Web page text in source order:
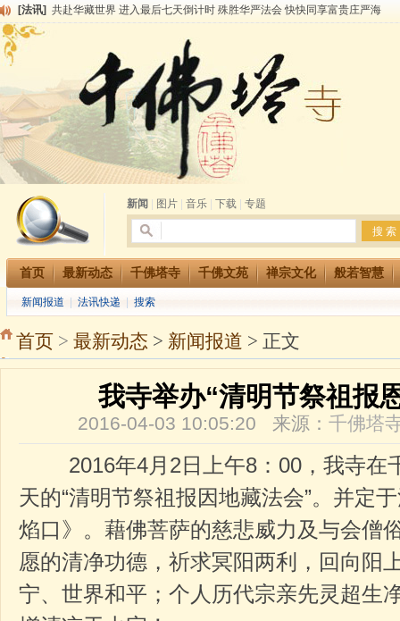
[法讯] 共赴华藏世界 进入最后七天倒计时 殊胜华严法会 快快同享富贵庄严海
[法讯]
清明节祭祖报恩地藏法会
本寺方丈上明下慧尼和尚开讲《六祖坛经》
[法讯]
2015-3-26师父于法堂对大众的开示
[法讯] 广东千佛塔寺云门佛学院女众部 2016年招生简章
[法讯]
恭请海涛法师莅临千佛塔寺弘法
[法讯]
2014年七月大法会 祈福息灾地藏七 冥阳两利普渡群蒙盂兰盆
[法讯]
千佛塔寺云门佛学院女众部2014年招生简章
[法讯] 千佛塔寺兴建佛学院综合大楼缘起
新闻
图片 音乐 下载 专题
首页 最新动态 千佛塔寺 千佛文苑 禅宗文化 般若智慧
新闻报道 法讯快递 搜索
首页 > 最新动态 > 新闻报道 > 正文
我寺举办“清明节祭祖报
2016-04-03 10:05:20 来源： 千佛塔
2016年4月2日上午8：00，我寺在
天的“清明节祭祖报因地藏法会”。并定
焰口》。藉佛菩萨的慈悲威力及与会僧
愿的清净功德，祈求冥阳两利，回向阳
宁、世界和平；个人历代宗亲先灵超生